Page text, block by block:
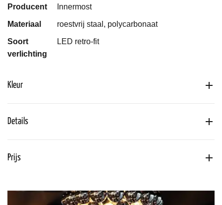
Producent Innermost
Materiaal roestvrij staal, polycarbonaat
Soort
verlichting
LED retro-fit
Kleur
Details
Prijs